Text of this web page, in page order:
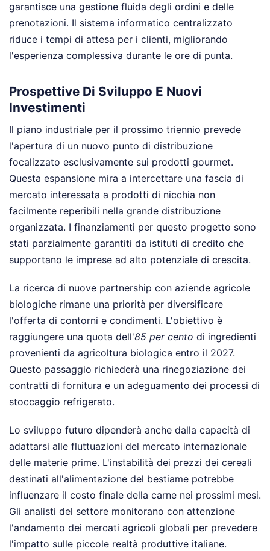
garantisce una gestione fluida degli ordini e delle
prenotazioni. Il sistema informatico centralizzato
riduce i tempi di attesa per i clienti, migliorando
l'esperienza complessiva durante le ore di punta.
Prospettive Di Sviluppo E Nuovi
Investimenti
Il piano industriale per il prossimo triennio prevede
l'apertura di un nuovo punto di distribuzione
focalizzato esclusivamente sui prodotti gourmet.
Questa espansione mira a intercettare una fascia di
mercato interessata a prodotti di nicchia non
facilmente reperibili nella grande distribuzione
organizzata. I finanziamenti per questo progetto sono
stati parzialmente garantiti da istituti di credito che
supportano le imprese ad alto potenziale di crescita.
La ricerca di nuove partnership con aziende agricole
biologiche rimane una priorità per diversificare
l'offerta di contorni e condimenti. L'obiettivo è
raggiungere una quota dell'85 per cento di ingredienti
provenienti da agricoltura biologica entro il 2027.
Questo passaggio richiederà una rinegoziazione dei
contratti di fornitura e un adeguamento dei processi di
stoccaggio refrigerato.
Lo sviluppo futuro dipenderà anche dalla capacità di
adattarsi alle fluttuazioni del mercato internazionale
delle materie prime. L'instabilità dei prezzi dei cereali
destinati all'alimentazione del bestiame potrebbe
influenzare il costo finale della carne nei prossimi mesi.
Gli analisti del settore monitorano con attenzione
l'andamento dei mercati agricoli globali per prevedere
l'impatto sulle piccole realtà produttive italiane.